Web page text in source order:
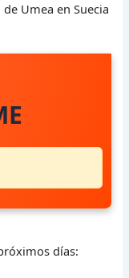
Umea en Suecia
días: